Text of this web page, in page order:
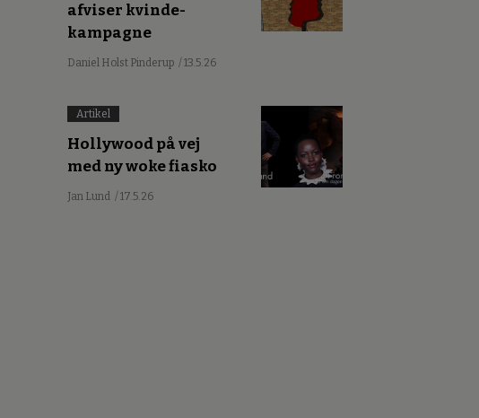
afviser kvinde-
kampagne
Daniel Holst Pinderup / 13.5.26
Artikel
Hollywood på vej
med ny woke fiasko
Jan Lund / 17.5.26